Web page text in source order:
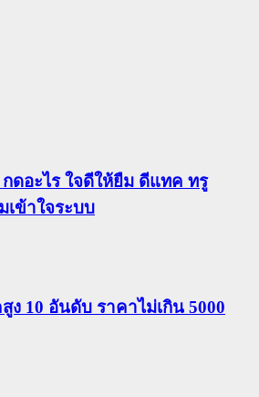
ดอะไร ใจดีให้ยืม ดีแทค ทรู
ข้าใจระบบ
ง 10 อันดับ ราคาไม่เกิน 5000